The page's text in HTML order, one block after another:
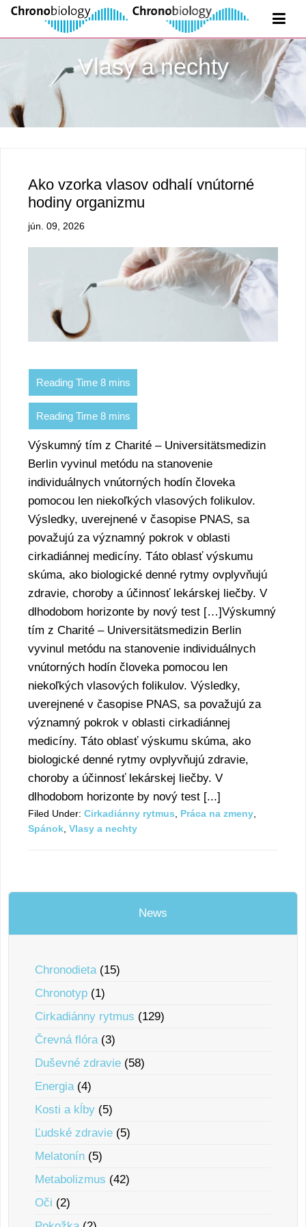
Vlasy a nechty
Ako vzorka vlasov odhalí vnútorné
hodiny organizmu
jún. 09, 2026
Výskumný tím z Charité – Universitätsmedizin
Berlin vyvinul metódu na stanovenie
individuálnych vnútorných hodín človeka
pomocou len niekoľkých vlasových folikulov.
Výsledky, uverejnené v časopise PNAS, sa
považujú za významný pokrok v oblasti
cirkadiánnej medicíny. Táto oblasť výskumu
skúma, ako biologické denné rytmy ovplyvňujú
zdravie, choroby a účinnosť lekárskej liečby. V
dlhodobom horizonte by nový test […]Výskumný
tím z Charité – Universitätsmedizin Berlin
vyvinul metódu na stanovenie individuálnych
vnútorných hodín človeka pomocou len
niekoľkých vlasových folikulov. Výsledky,
uverejnené v časopise PNAS, sa považujú za
významný pokrok v oblasti cirkadiánnej
medicíny. Táto oblasť výskumu skúma, ako
biologické denné rytmy ovplyvňujú zdravie,
choroby a účinnosť lekárskej liečby. V
dlhodobom horizonte by nový test [...]
Filed Under: Cirkadiánny rytmus Práca na zmeny
Spánok Vlasy a nechty
News
Chronodieta(15)
Chronotyp (1)
Cirkadiánny rytmus (129)
Črevná flóra(3)
Duševné zdravie (58)
Energia(4)
Kosti a kĺby (5)
Ľudské zdravie (5)
Melatonín (5)
Metabolizmus (42)
Oči (2)